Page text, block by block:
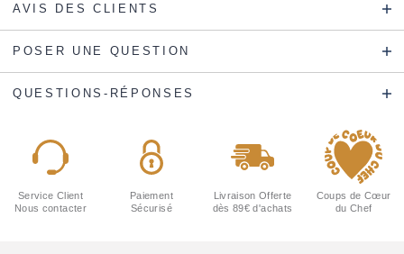
AVIS DES CLIENTS
POSER UNE QUESTION
QUESTIONS-RÉPONSES
Service Client
Nous contacter
Paiement
Sécurisé
Livraison Offerte
dès 89€ d'achats
Coups de Cœur
du Chef